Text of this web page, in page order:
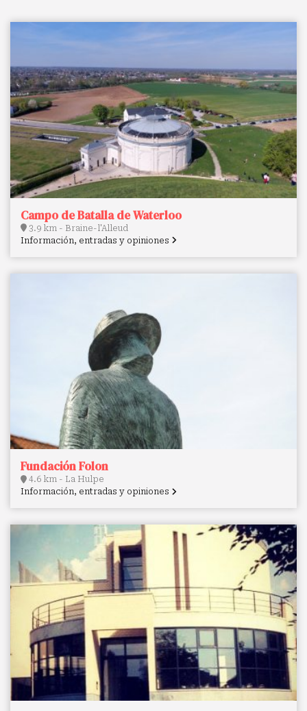
Campo de Batalla de Waterloo
3.9 km - Braine-l'Alleud
Información, entradas y opiniones
Fundación Folon
4.6 km - La Hulpe
Información, entradas y opiniones